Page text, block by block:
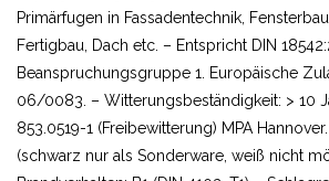
Primärfugen in Fassadentechnik,
Fertigbau, Dach etc. – Entspricht DIN
Beanspruchungsgruppe 1. Europäische
06/0083. – Witterungsbeständigkeit: > 10
853.0519-1 (Freibewitterung) MPA
(schwarz nur als Sonderware, weiß nicht